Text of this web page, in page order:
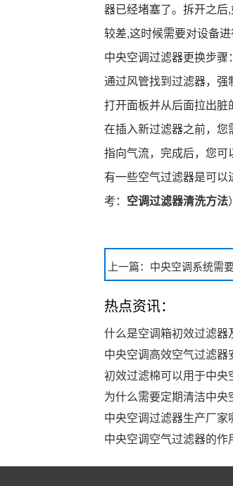
器已经堵塞了。拆开之
较差,这时候需要对设备进
中央空调过滤器更换步骤：
通过风管找到过滤器，
打开面板并从后面拉出脏
在插入新过滤器之前，
指向气流，完成后，您可
有一些空气过滤器是可
考： 空调过滤器清洗方法
上一篇：中央空调系统需
热点资讯：
什么是空调箱初效过滤器
中央空调高效空气过滤器
初效过滤棉可以用于中央
为什么需要定期清洁中央
中央空调过滤器生产厂家
中央空调空气过滤器的作